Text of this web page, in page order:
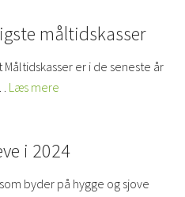
måltidskasser
er i de seneste år
Læs mere
i 2024
byder på hygge og sjove